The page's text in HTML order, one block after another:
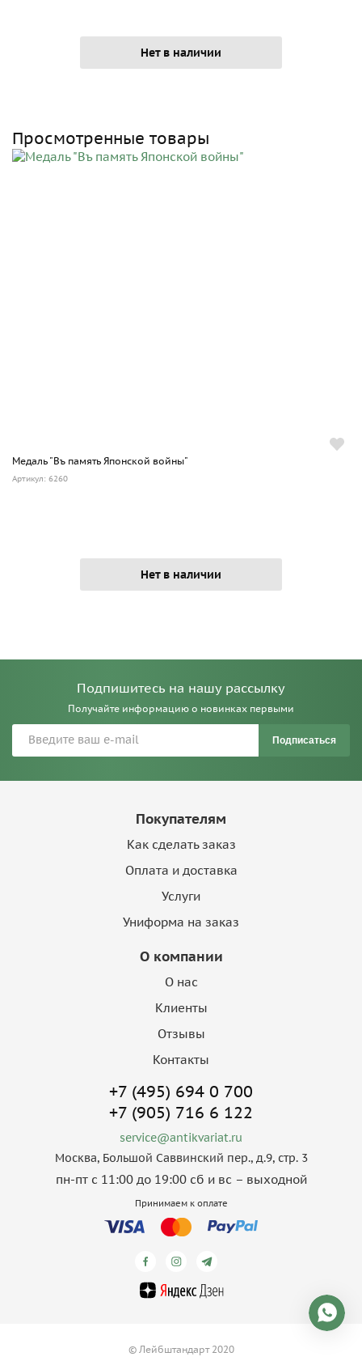
Нет в наличии
Просмотренные товары
Медаль "Въ память Японской войны"
Артикул: 6260
Нет в наличии
Подпишитесь на нашу рассылку
Получайте информацию о новинках первыми
Подписаться
Покупателям
Как сделать заказ
Оплата и доставка
Услуги
Униформа на заказ
О компании
О нас
Клиенты
Отзывы
Контакты
+7 (495) 694 0 700
+7 (905) 716 6 122
service@antikvariat.ru
Москва, Большой Саввинский пер., д.9, стр. 3
пн-пт с 11:00 до 19:00 сб и вс – выходной
Принимаем к оплате
© Лейбштандарт 2020